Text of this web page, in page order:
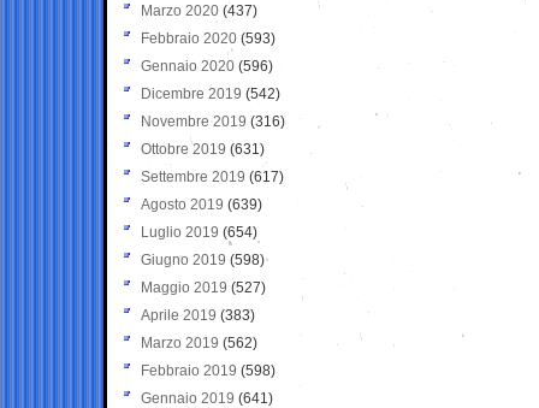
Marzo 2020 (437)
Febbraio 2020 (593)
Gennaio 2020 (596)
Dicembre 2019 (542)
Novembre 2019 (316)
Ottobre 2019 (631)
Settembre 2019 (617)
Agosto 2019 (639)
Luglio 2019 (654)
Giugno 2019 (598)
Maggio 2019 (527)
Aprile 2019 (383)
Marzo 2019 (562)
Febbraio 2019 (598)
Gennaio 2019 (641)